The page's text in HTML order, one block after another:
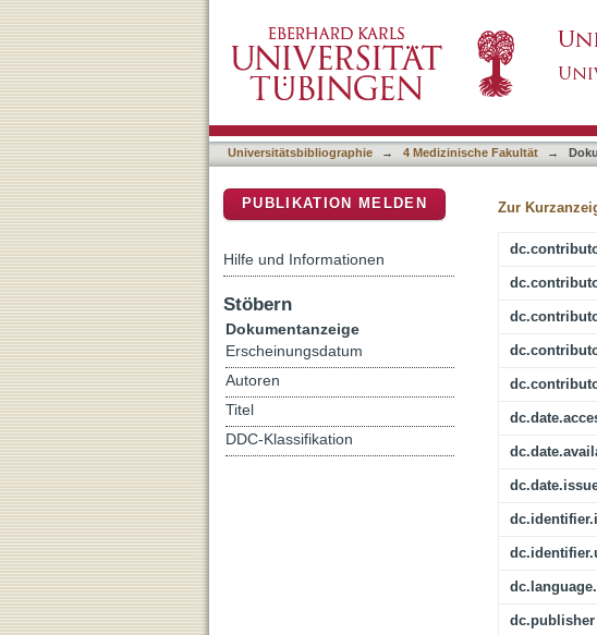
Universitätsbibliographie → 4 Medizinische Fakultät →
Zur
dc.publisher
PUBLIKATION MELDEN
Hilfe und Informationen
Stöbern
Dokumentanzeige
Erscheinungsdatum
Autoren
Titel
DDC-Klassifikation